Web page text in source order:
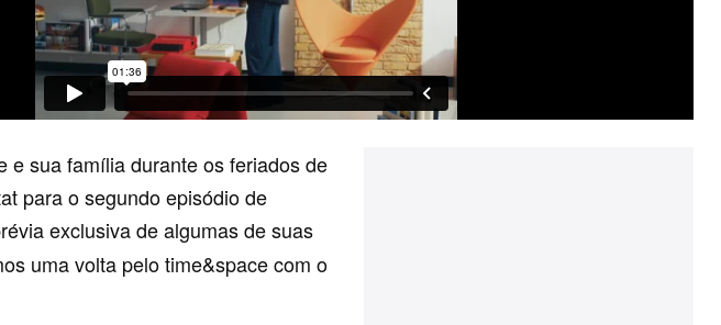
e sua família durante os feriados de
para o segundo episódio de
exclusiva de algumas de suas
uma volta pelo time&space com o